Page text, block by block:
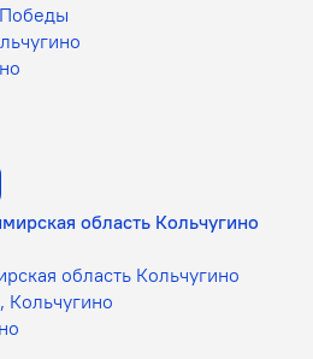
область Кольчугино
Кольчугино